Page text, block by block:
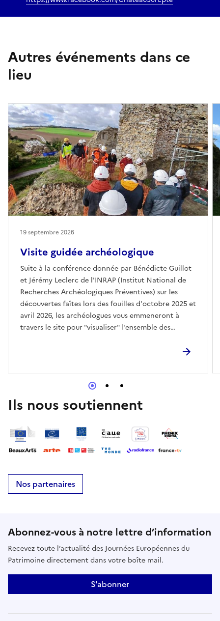
Autres événements dans ce
lieu
Visite guidée archéologique
Suite à la conférence donnée par Bénédicte Guillot
et Jérémy Leclerc de l'INRAP (Institut National de
Recherches Archéologiques Préventives) sur les
découvertes faîtes lors des fouilles d'octobre 2025 et
avril 2026, les archéologues vous emmeneront à
travers le site pour "visualiser" l'ensemble des
19 septembre 2026
Ils nous soutiennent
Nos partenaires
Abonnez-vous à notre lettre d’information
Recevez toute l’actualité des Journées Européennes du
Patrimoine directement dans votre boîte mail.
S'abonner